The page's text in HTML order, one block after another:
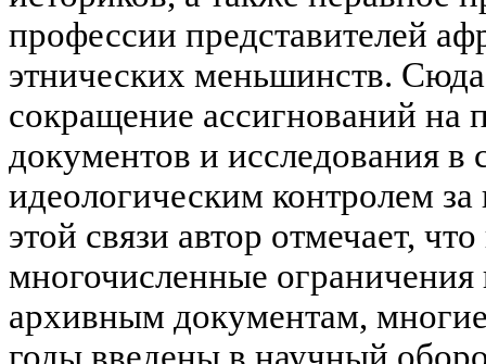
профессии представителей
этнических меньшинств.
сокращение ассигнований
документов и исследования в
идеологическим контролем
этой связи автор отмечает,
многочисленные ограничения
архивным документам,
годы введены в научный